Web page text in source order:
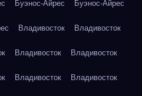
Буэнос-Айрес Буэнос-Айрес
Владивосток Владивосток
Владивосток Владивосток
Владивосток Владивосток